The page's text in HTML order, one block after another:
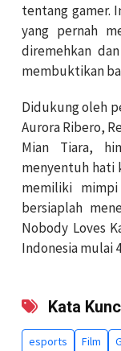
tentang gamer.
yang pernah
diremehkan
membuktikan
Didukung oleh
Aurora Ribero,
Mian Tiara,
menyentuh hati
memiliki
bersiaplah
Nobody Loves
Indonesia mulai
Kata
esports Film